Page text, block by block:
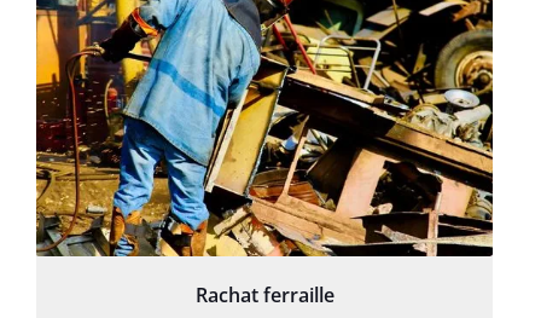
Rachat ferraille